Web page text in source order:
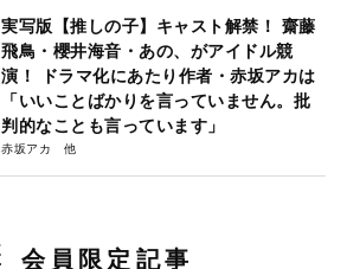
実写版【推しの子】キャスト解禁！ 齋藤
飛鳥・櫻井海音・あの、がアイドル競
演！ ドラマ化にあたり作者・赤坂アカは
「いいことばかりを言っていません。批
判的なことも言っています」
赤坂アカ
会員限定記事